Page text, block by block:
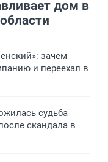
дом в
зачем
и переехал в
судьба
скандала в